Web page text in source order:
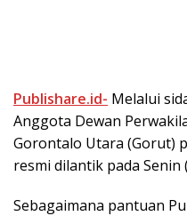
Publishare.id- Melalui
Anggota Dewan
Gorontalo Utara (Gorut)
resmi dilantik pada Senin
Sebagaimana pantuan